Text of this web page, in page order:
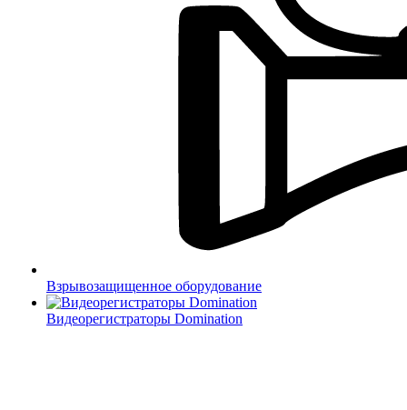
Взрывозащищенное оборудование
Видеорегистраторы Domination